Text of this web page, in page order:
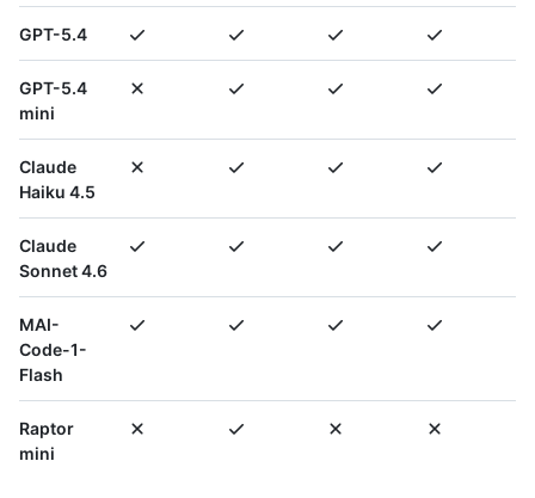
GPT-5.4
GPT-5.4
mini
Claude
Haiku 4.5
Claude
Sonnet 4.6
MAI-
Code-1-
Flash
Raptor
mini